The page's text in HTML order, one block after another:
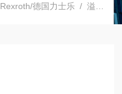
Rexroth/德国力士乐 /溢流阀 /